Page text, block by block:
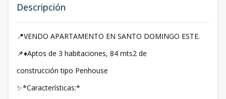
Descripción
📍VENDO APARTAMENTO EN SANTO DOMINGO ESTE.
📌♦️Aptos de 3 habitaciones, 84 mts2 de
construcción tipo Penhouse
✨*Características:*